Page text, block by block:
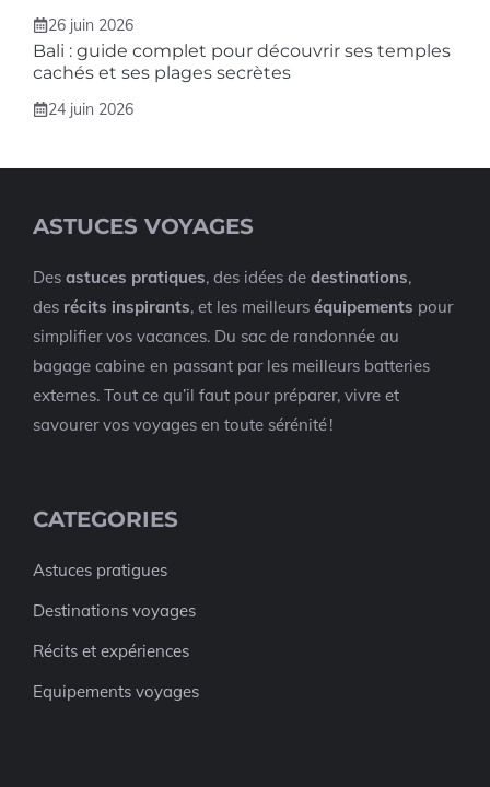
26 juin 2026
Bali : guide complet pour découvrir ses temples
cachés et ses plages secrètes
24 juin 2026
ASTUCES VOYAGES
Des astuces pratiques, des idées de destinations,
des récits inspirants, et les meilleurs équipements pour
simplifier vos vacances. Du sac de randonnée au
bagage cabine en passant par les meilleurs batteries
externes. Tout ce qu’il faut pour préparer, vivre et
savourer vos voyages en toute sérénité !
CATEGORIES
Astuces pratigues
Destinations voyages
Récits et expériences
Equipements voyages